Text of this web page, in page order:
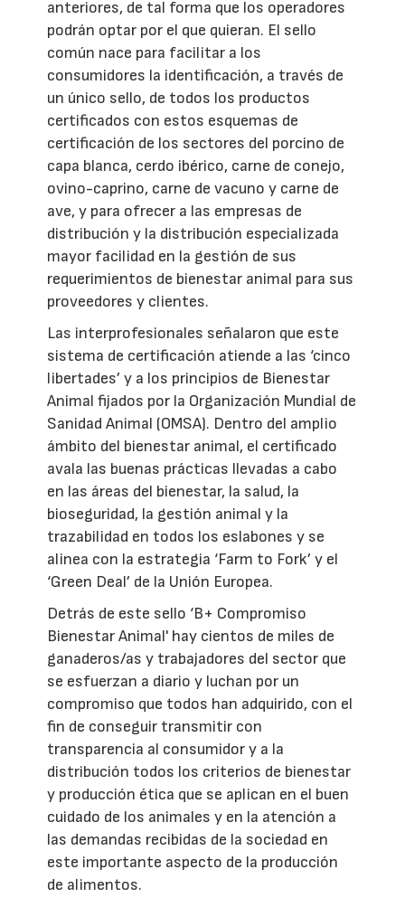
anteriores, de tal forma que los operadores
podrán optar por el que quieran. El sello
común nace para facilitar a los
consumidores la identificación, a través de
un único sello, de todos los productos
certificados con estos esquemas de
certificación de los sectores del porcino de
capa blanca, cerdo ibérico, carne de conejo,
ovino-caprino, carne de vacuno y carne de
ave, y para ofrecer a las empresas de
distribución y la distribución especializada
mayor facilidad en la gestión de sus
requerimientos de bienestar animal para sus
proveedores y clientes.
Las interprofesionales señalaron que este
sistema de certificación atiende a las ‘cinco
libertades’ y a los principios de Bienestar
Animal fijados por la Organización Mundial de
Sanidad Animal (OMSA). Dentro del amplio
ámbito del bienestar animal, el certificado
avala las buenas prácticas llevadas a cabo
en las áreas del bienestar, la salud, la
bioseguridad, la gestión animal y la
trazabilidad en todos los eslabones y se
alinea con la estrategia ‘Farm to Fork’ y el
‘Green Deal’ de la Unión Europea.
Detrás de este sello ‘B+ Compromiso
Bienestar Animal' hay cientos de miles de
ganaderos/as y trabajadores del sector que
se esfuerzan a diario y luchan por un
compromiso que todos han adquirido, con el
fin de conseguir transmitir con
transparencia al consumidor y a la
distribución todos los criterios de bienestar
y producción ética que se aplican en el buen
cuidado de los animales y en la atención a
las demandas recibidas de la sociedad en
este importante aspecto de la producción
de alimentos.